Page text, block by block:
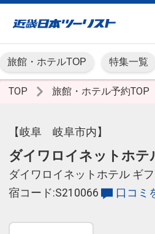
旅館・ホテルTOP 特集一覧
TOP 旅館・ホテル予約TOP
【岐阜 岐阜市内】
ダイワロイネットホテ
ダイワロイネットホテル ギフ
宿コード:S210066
口コミ